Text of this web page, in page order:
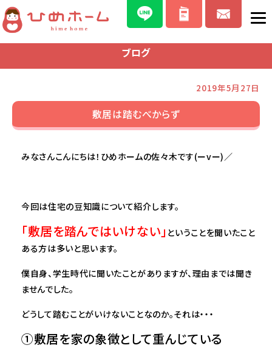
ブログ
2019年5月27日
敷居は踏むべからず
みなさんこんにちは！ひめホームの佐々木です(ーvー)／
今回は住宅の豆知識について紹介します。
「敷居を踏んではいけない」 ということを聞いたこと
ある方は多いと思います。
僕自身、学生時代に聞いたことがありますが、理由までは聞き
ませんでした。
どうして踏むことがいけないことなのか。それは・・・
①敷居を家の象徴として重んじている